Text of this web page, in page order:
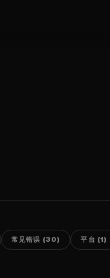
常见错误 (30) 平台 (1)